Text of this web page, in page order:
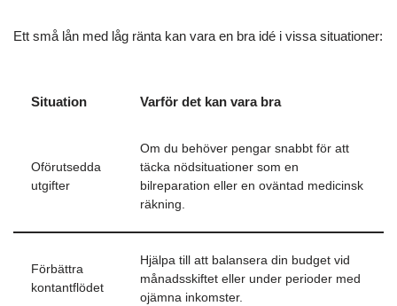
Ett små lån med låg ränta kan vara en bra idé i vissa situationer:
Situation Varför det kan vara bra
Oförutsedda
utgifter
Om du behöver pengar snabbt för att
täcka nödsituationer som en
bilreparation eller en oväntad medicinsk
räkning.
Förbättra
kontantflödet
Hjälpa till att balansera din budget vid
månadsskiftet eller under perioder med
ojämna inkomster.